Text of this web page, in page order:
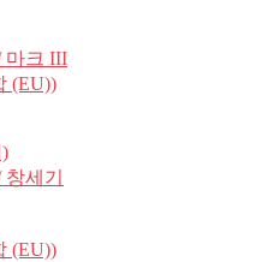
마크 III
(EU))
세기
(EU))